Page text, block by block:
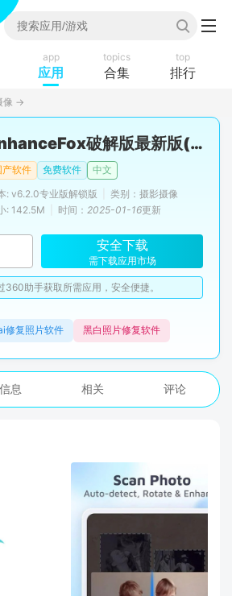
app
应用
topics
合集
top
排行
像 →
EnhanceFox破解版最新版(老照片修复破解版)
产软件 免费软件
中文
: v6.2.0专业版解锁版
类别：摄影摄像
: 142.5M
时间： 2025-01-16更新
安全下载
需下载应用市场
360助手获取所需应用，安全便捷。
修复照片软件 黑白照片修复软件
信息 相关 评论